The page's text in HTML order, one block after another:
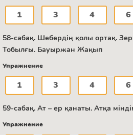
1 3 4 6
58-сабақ. Шебердің қолы ортақ.
Тобылғы. Бауыржан Жақып
Упражнение
1 3 4 6
59-сабақ. Ат – ер қанаты. Атқа
Упражнение